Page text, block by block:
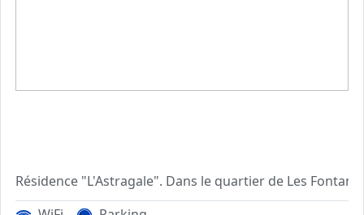
Résidence "L'Astragale". Dans le quartier de Les